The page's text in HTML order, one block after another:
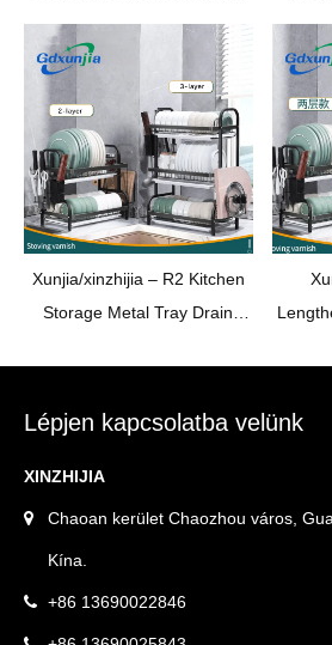
háztartási tárolóállvány
Háromrétegű polcos
tárolóállvány
Xunjia/xinzhijia – R2 Kitchen
Storage Metal Tray Drain
Lépjen kapcsolatba velünk
XINZHIJIA
Chaoan kerület Chaozhou város,
Kína.
+86 13690022846